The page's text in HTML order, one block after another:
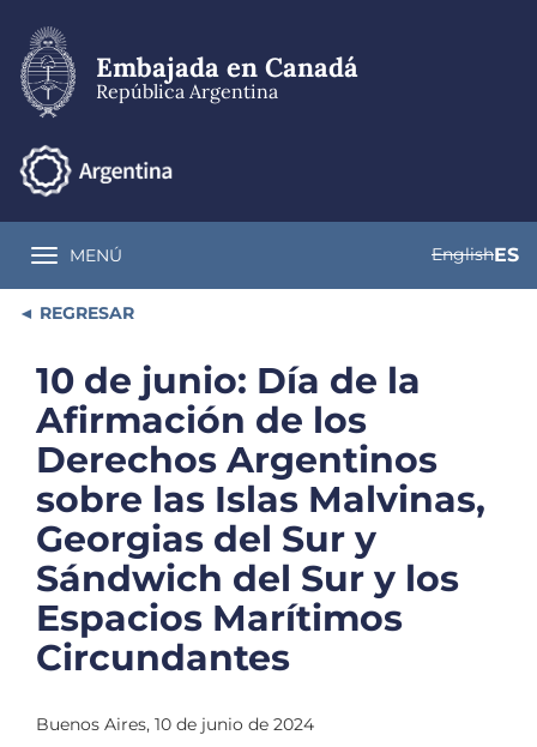
contenido
principal
Embajada en Canadá
República Argentina
Toggle navigation
MENÚ EnglishES
REGRESAR
10 de junio: Día de la
Afirmación de los
Derechos Argentinos
sobre las Islas Malvinas,
Georgias del Sur y
Sándwich del Sur y los
Espacios Marítimos
Circundantes
Buenos Aires, 10 de junio de 2024